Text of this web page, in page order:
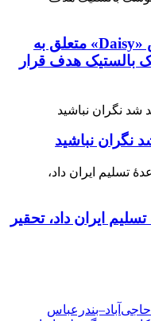
نیروهای مسلح یمنی نفتکش «Daisy» متعلق به
بالستیک هدف قرار
نگران نباشید
ایران داد، تحقیر